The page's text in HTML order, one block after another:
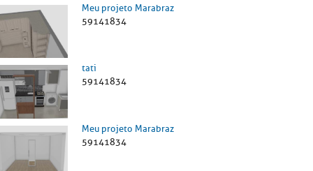
Meu projeto Marabraz
59141834
tati
59141834
Meu projeto Marabraz
59141834